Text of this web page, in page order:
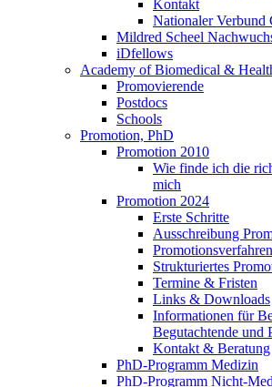
Kontakt
Nationaler Verbund
Mildred Scheel
iDfellows
Academy of Biomedical &
Promovierende
Postdocs
Schools
Promotion, PhD
Promotion 2010
Wie finde ich die
mich
Promotion 2024
Erste Schritte
Ausschreibung
Promotionsverfahren
Strukturiertes
Termine & Fristen
Links & Downloads
Informationen für
Begutachtende und
Kontakt & Beratung
PhD-Programm Medizin
PhD-Programm Nicht-